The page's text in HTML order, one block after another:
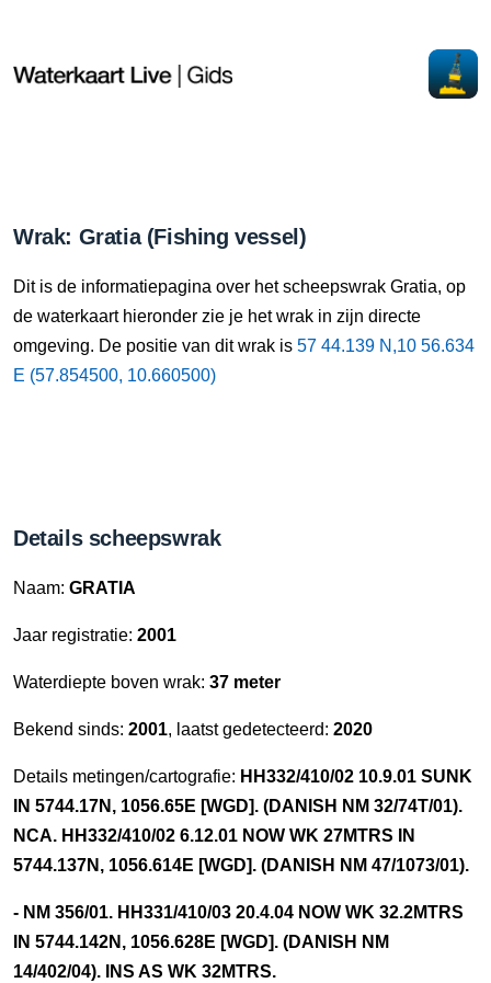
Wrak: Gratia (Fishing vessel)
Dit is de informatiepagina over het scheepswrak Gratia, op
de waterkaart hieronder zie je het wrak in zijn directe
omgeving. De positie van dit wrak is 57 44.139 N,10 56.634
E (57.854500, 10.660500)
Details scheepswrak
Naam: GRATIA
Jaar registratie: 2001
Waterdiepte boven wrak: 37 meter
Bekend sinds: 2001, laatst gedetecteerd: 2020
Details metingen/cartografie: HH332/410/02 10.9.01 SUNK
IN 5744.17N, 1056.65E [WGD]. (DANISH NM 32/74T/01).
NCA. HH332/410/02 6.12.01 NOW WK 27MTRS IN
5744.137N, 1056.614E [WGD]. (DANISH NM 47/1073/01).
- NM 356/01. HH331/410/03 20.4.04 NOW WK 32.2MTRS
IN 5744.142N, 1056.628E [WGD]. (DANISH NM
14/402/04). INS AS WK 32MTRS.